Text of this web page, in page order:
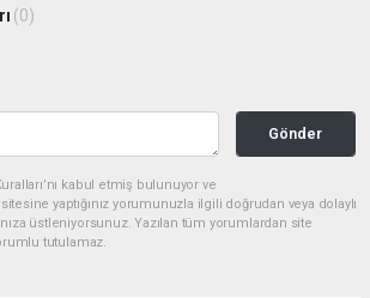
(0)
Gönder
kabul etmiş bulunuyor ve
yaptığınız yorumunuzla ilgili doğrudan veya dolaylı
üstleniyorsunuz. Yazılan tüm yorumlardan site
tutulamaz.